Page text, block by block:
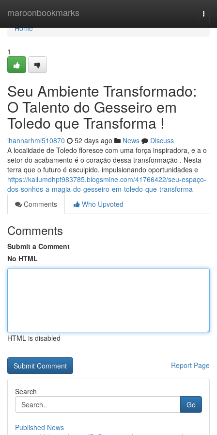
maroonbookmarks
Home
Home
1
Seu Ambiente Transformado:
O Talento do Gesseiro em
Toledo que Transforma !
ihannarhml510870 52 days ago News
Discuss
A localidade de Toledo floresce com uma força inspiradora, e a o
setor do acabamento é o coração dessa transformação . Nesta
terra que o futuro é esculpido, impulsionando oportunidades e
https://kallumdhpt983785.blogsmine.com/41766422/seu-espaço-
dos-sonhos-a-magia-do-gesseiro-em-toledo-que-transforma
Comments
Who Upvoted
Comments
Submit a Comment
No HTML
HTML is disabled
Report Page
Search
Go
Published News